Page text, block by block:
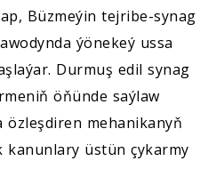
Büzmeýin tejribe-synag
ýönekeý ussa
Durmuş edil synag
öňünde saýlaw
özleşdiren mehanikanyň
kanunlary üstün çykarmy